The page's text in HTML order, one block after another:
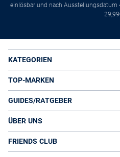
einlösbar und nach
KATEGORIEN
TOP-MARKEN
GUIDES/RATGEBER
ÜBER UNS
FRIENDS CLUB